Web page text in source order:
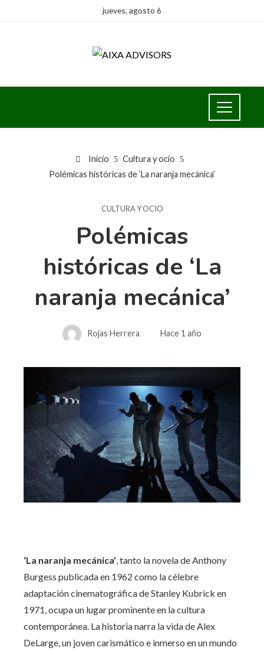
jueves, agosto 6
Inicio
Cultura y ocio
Polémicas históricas de ‘La naranja mecánica’
CULTURA Y OCIO
Polémicas
históricas de ‘La
naranja mecánica’
Rojas Herrera Hace 1 año
‘La naranja mecánica’, tanto la novela de Anthony
Burgess publicada en 1962 como la célebre
adaptación cinematográfica de Stanley Kubrick en
1971, ocupa un lugar prominente en la cultura
contemporánea. La historia narra la vida de Alex
DeLarge, un joven carismático e inmerso en un mundo